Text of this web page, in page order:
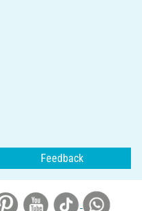
Feedback